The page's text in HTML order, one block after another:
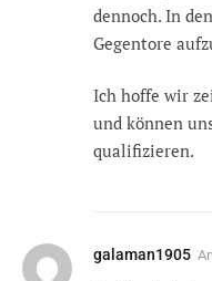
dennoch. In
Gegentore
Ich hoffe wir
und können
qualifizieren.
galaman1905